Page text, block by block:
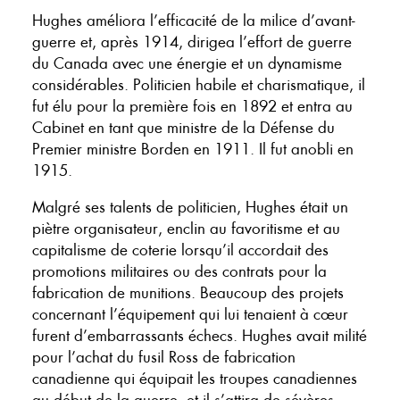
Hughes améliora l’efficacité de la milice d’avant-
guerre et, après 1914, dirigea l’effort de guerre
du Canada avec une énergie et un dynamisme
considérables. Politicien habile et charismatique, il
fut élu pour la première fois en 1892 et entra au
Cabinet en tant que ministre de la Défense du
Premier ministre Borden en 1911. Il fut anobli en
1915.
Malgré ses talents de politicien, Hughes était un
piètre organisateur, enclin au favoritisme et au
capitalisme de coterie lorsqu’il accordait des
promotions militaires ou des contrats pour la
fabrication de munitions. Beaucoup des projets
concernant l’équipement qui lui tenaient à cœur
furent d’embarrassants échecs. Hughes avait milité
pour l’achat du fusil Ross de fabrication
canadienne qui équipait les troupes canadiennes